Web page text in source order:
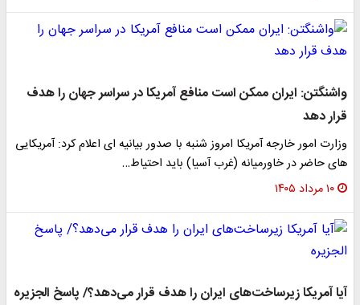
واشنگتن: ایران ممکن است منافع آمریکا در سراسر جهان را هدف
قرار دهد
وزارت امور خارجه آمریکا امروز شنبه با صدور بیانیه ای اعلام کرد: آمریکایی‌
های حاضر در خاورمیانه (غرب آسیا) باید احتیاط…
۱۰ مرداد ۱۴۰۵
آیا آمریکا زیرساخت‌های ایران را هدف قرار می‌دهد؟/ پاسخ الجزیره